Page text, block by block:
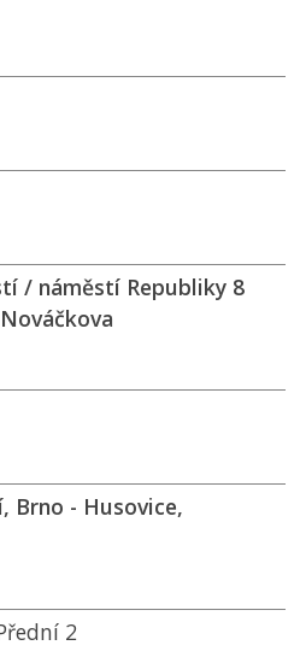
/ náměstí Republiky 8
Brno - Husovice,
2